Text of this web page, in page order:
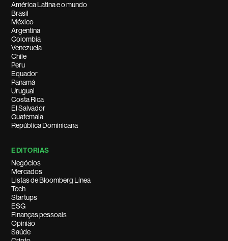
América Latina e o mundo
Brasil
México
Argentina
Colombia
Venezuela
Chile
Peru
Equador
Panamá
Uruguai
Costa Rica
El Salvador
Guatemala
República Dominicana
EDITORIAS
Negócios
Mercados
Listas de Bloomberg Línea
Tech
Startups
ESG
Finanças pessoais
Opinião
Saúde